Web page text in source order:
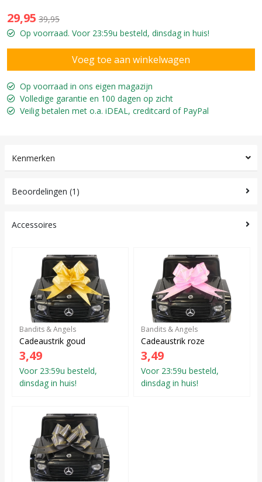
29,95 39,95
Op voorraad. Voor 23:59u besteld, dinsdag in huis!
Op voorraad in ons eigen magazijn
Volledige garantie en 100 dagen op zicht
Veilig betalen met o.a. iDEAL, creditcard of PayPal
Kenmerken
Beoordelingen (1)
Accessoires
Bandits & Angels
Cadeaustrik goud
3,49
Voor 23:59u besteld,
dinsdag in huis!
Bandits & Angels
Cadeaustrik roze
3,49
Voor 23:59u besteld,
dinsdag in huis!